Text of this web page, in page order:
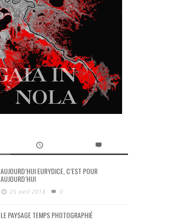
AUJOURD’HUI EURYDICE, C’EST POUR
AUJOURD’HUI
25 avril 2018 0
LE PAYSAGE TEMPS PHOTOGRAPHIÉ